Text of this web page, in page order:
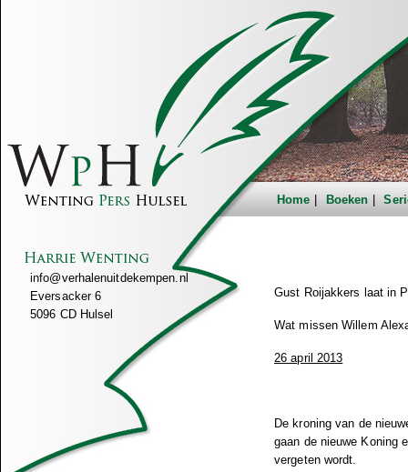
Home Boeken
info@verhalenuitdekempen.nl
Eversacker 6
5096 CD Hulsel
Gust Roijakkers laat in
Wat missen Willem
26 april 2013
De kroning van de
gaan de nieuwe Koning
vergeten wordt.